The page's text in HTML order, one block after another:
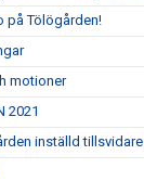
på Tölögården!
motioner
2021
inställd tillsvidare